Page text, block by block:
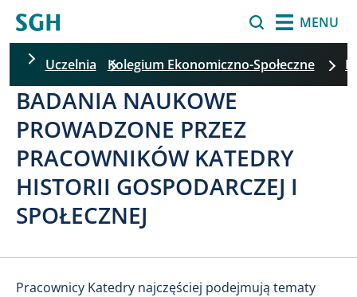
MENU
Uczelnia Kolegium Ekonomiczno-Społeczne
Pomiń filtrowanie
BADANIA NAUKOWE
PROWADZONE PRZEZ
PRACOWNIKÓW KATEDRY
HISTORII GOSPODARCZEJ I
SPOŁECZNEJ
Pracownicy Katedry najczęściej podejmują tematy